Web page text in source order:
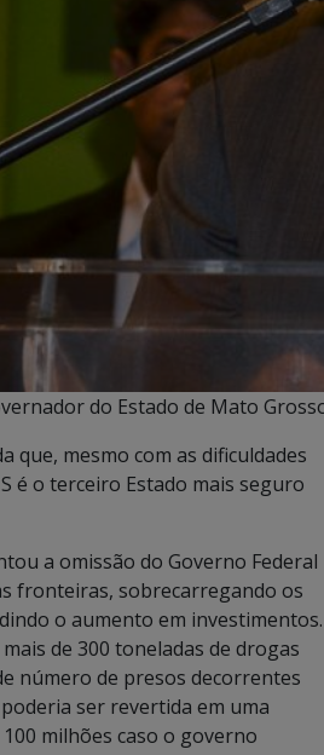
do Estado de Mato
que, mesmo com as dificuldades
é o terceiro Estado mais seguro
a omissão do Governo Federal
fronteiras, sobrecarregando os
o aumento em investimentos.
de 300 toneladas de drogas
número de presos decorrentes
ser revertida em uma
milhões caso o governo